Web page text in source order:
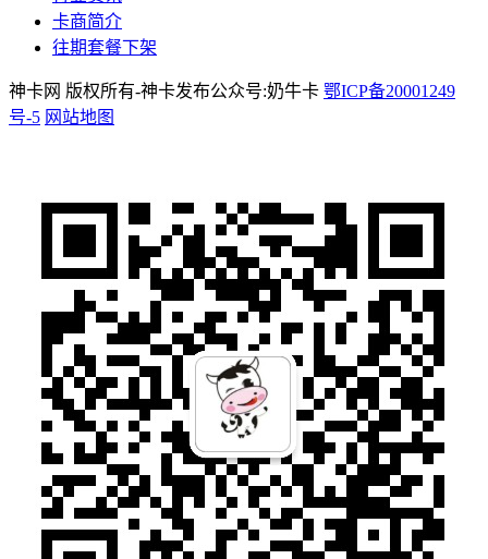
卡商简介
往期套餐下架
神卡网 版权所有-神卡发布公众号:奶牛卡 鄂ICP备20001249
号-5 网站地图